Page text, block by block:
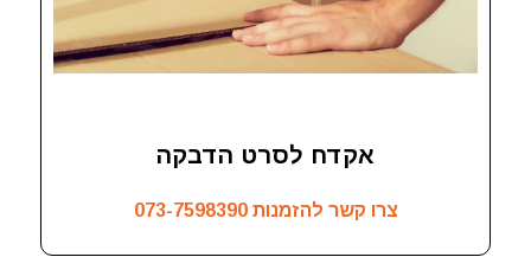
אקדח לסרט הדבקה
צרו קשר להזמנות073-7598390